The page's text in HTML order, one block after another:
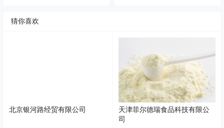
猜你喜欢
北京银河路经贸有限公司
天津菲尔德瑞食品科技有限公
司